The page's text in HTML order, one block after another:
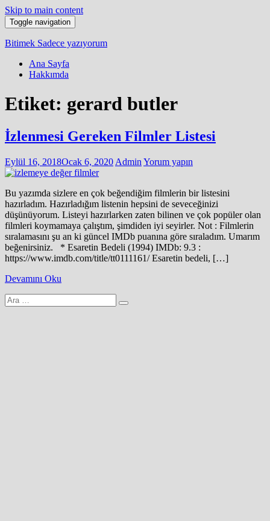
Skip to main content
Toggle navigation
Bitimek Sadece yazıyorum
Ana Sayfa
Hakkımda
Etiket: gerard butler
İzlenmesi Gereken Filmler Listesi
Eylül 16, 2018Ocak 6, 2020 Admin Yorum yapın
Bu yazımda sizlere en çok beğendiğim filmlerin bir listesini
hazırladım. Hazırladığım listenin hepsini de seveceğinizi
düşünüyorum. Listeyi hazırlarken zaten bilinen ve çok popüler olan
filmleri koymamaya çalıştım, şimdiden iyi seyirler. Not : Filmlerin
sıralamasını şu an ki güncel IMDb puanına göre sıraladım. Umarım
beğenirsiniz. * Esaretin Bedeli (1994) IMDb: 9.3 :
https://www.imdb.com/title/tt0111161/ Esaretin bedeli, […]
Devamını Oku
Arama
yap: